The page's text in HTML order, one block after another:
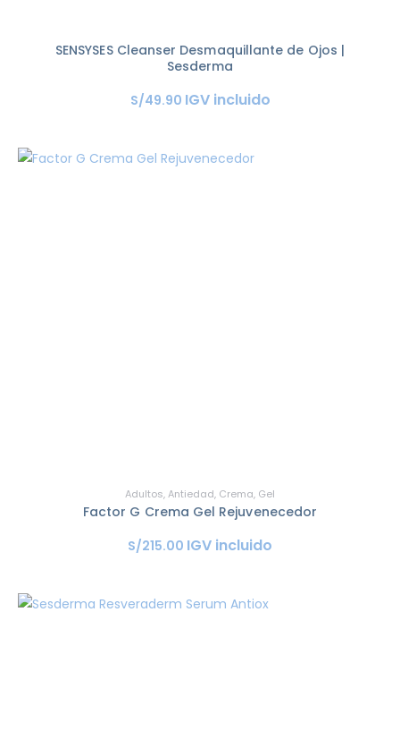
SENSYSES Cleanser Desmaquillante de Ojos |
Sesderma
S/49.90 IGV incluido
Adultos,Antiedad, Crema, Gel
Factor G Crema Gel Rejuvenecedor
S/215.00 IGV incluido